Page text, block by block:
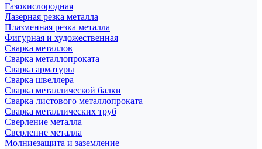
Газокислородная
Лазерная резка металла
Плазменная резка металла
Фигурная и художественная
Сварка металлов
Сварка металлопроката
Сварка арматуры
Сварка швеллера
Сварка металлической балки
Сварка листового металлопроката
Сварка металлических труб
Сверление металла
Сверление металла
Молниезащита и заземление